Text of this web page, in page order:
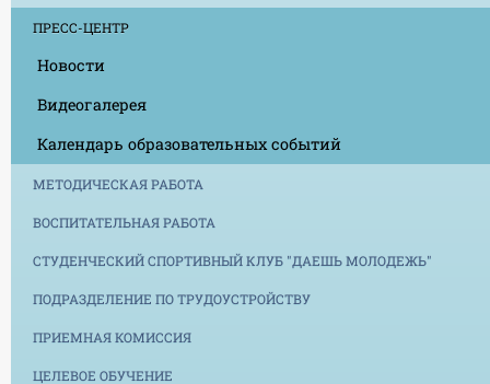
ПРЕСС-ЦЕНТР
Новости
Видеогалерея
Календарь образовательных событий
МЕТОДИЧЕСКАЯ РАБОТА
ВОСПИТАТЕЛЬНАЯ РАБОТА
СТУДЕНЧЕСКИЙ СПОРТИВНЫЙ КЛУБ "ДАЕШЬ МОЛОДЕЖЬ"
ПОДРАЗДЕЛЕНИЕ ПО ТРУДОУСТРОЙСТВУ
ПРИЕМНАЯ КОМИССИЯ
ЦЕЛЕВОЕ ОБУЧЕНИЕ